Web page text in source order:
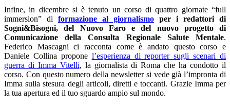
Infine, in dicembre si è tenuto un corso di quattro giornate “full
immersion” di formazione al giornalismo per i redattori di
Sogni&Bisogni, del Nuovo Faro e del nuovo progetto di
Comunicazione della Consulta Regionale Salute Mentale.
Federico Mascagni ci racconta come è andato questo corso e
Daniele Collina propone l’esperienza di reporter sugli scenari di
guerra di Imma Vitelli, la giornalista di Roma che ha condotto il
corso. Con questo numero della newsletter si vede già l’impronta di
Imma sulla stesura degli articoli, diretti e toccanti. Grazie Imma per
la tua apertura ed il tuo sguardo ampio sul mondo.